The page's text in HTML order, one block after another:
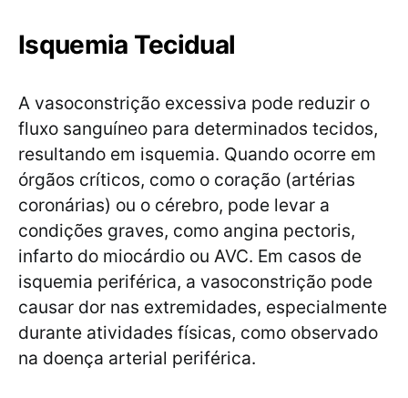
Isquemia Tecidual
A vasoconstrição excessiva pode reduzir o
fluxo sanguíneo para determinados tecidos,
resultando em isquemia. Quando ocorre em
órgãos críticos, como o coração (artérias
coronárias) ou o cérebro, pode levar a
condições graves, como angina pectoris,
infarto do miocárdio ou AVC. Em casos de
isquemia periférica, a vasoconstrição pode
causar dor nas extremidades, especialmente
durante atividades físicas, como observado
na doença arterial periférica.